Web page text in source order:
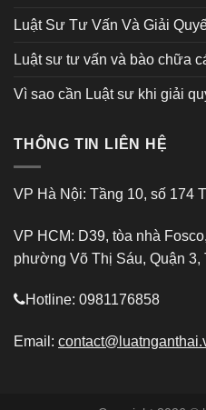
Luật Sư Tư Vấn Và Giải
Luật sư tư vấn và bào chữa
Vì sao cần Luật sư khi giải
THÔNG TIN LIÊN HỆ
VP Hà Nội: Tầng 10, số 174
VP HCM: D39, tòa nhà
phường Võ Thị Sáu, Quận 3,
Hotline: 0981176858
Email: